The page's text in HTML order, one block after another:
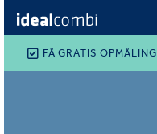
FÅ GRATIS OPMÅLING